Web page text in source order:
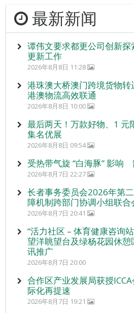
最新新闻
谭伟文要求都更公司创新
更新工作
2026年8月8日 11:28
港珠澳大桥澳门跨境货物转
港澳物流高效联通
2026年8月8日 10:00
最后两天！万款好物、1 元
集名优展
2026年8月8日 09:54
受热带气旋 “白海豚” 影响
2026年8月7日 22:27
长者事务委员会2026年第
障机制跨部门协调小组联合
2026年8月7日 20:41
“活力社区 – 体育健康咨询
望洋眺望台及绿杨花园休
讯推广
2026年8月7日 20:00
合作区产业发展局获授
际化再提速
2026年8月7日 19:21